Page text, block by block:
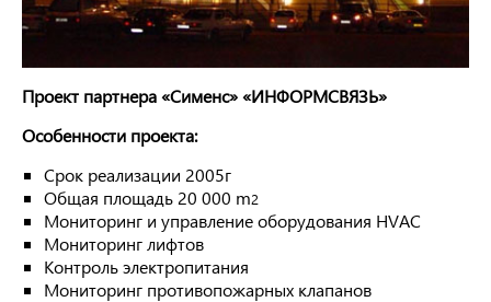
Проект партнера «Сименс» «ИНФОРМСВЯЗЬ»
Особенности проекта:
Срок реализации 2005г
Общая площадь 20 000 m2
Мониторинг и управление оборудования HVAC
Мониторинг лифтов
Контроль электропитания
Мониторинг противопожарных клапанов